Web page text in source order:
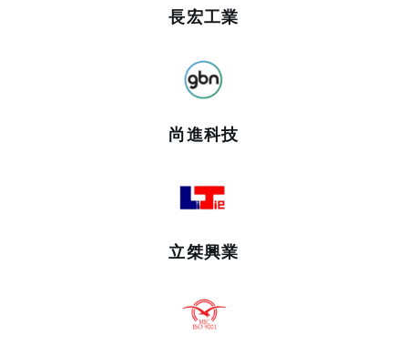
長宏工業
尚進科技
立桀興業